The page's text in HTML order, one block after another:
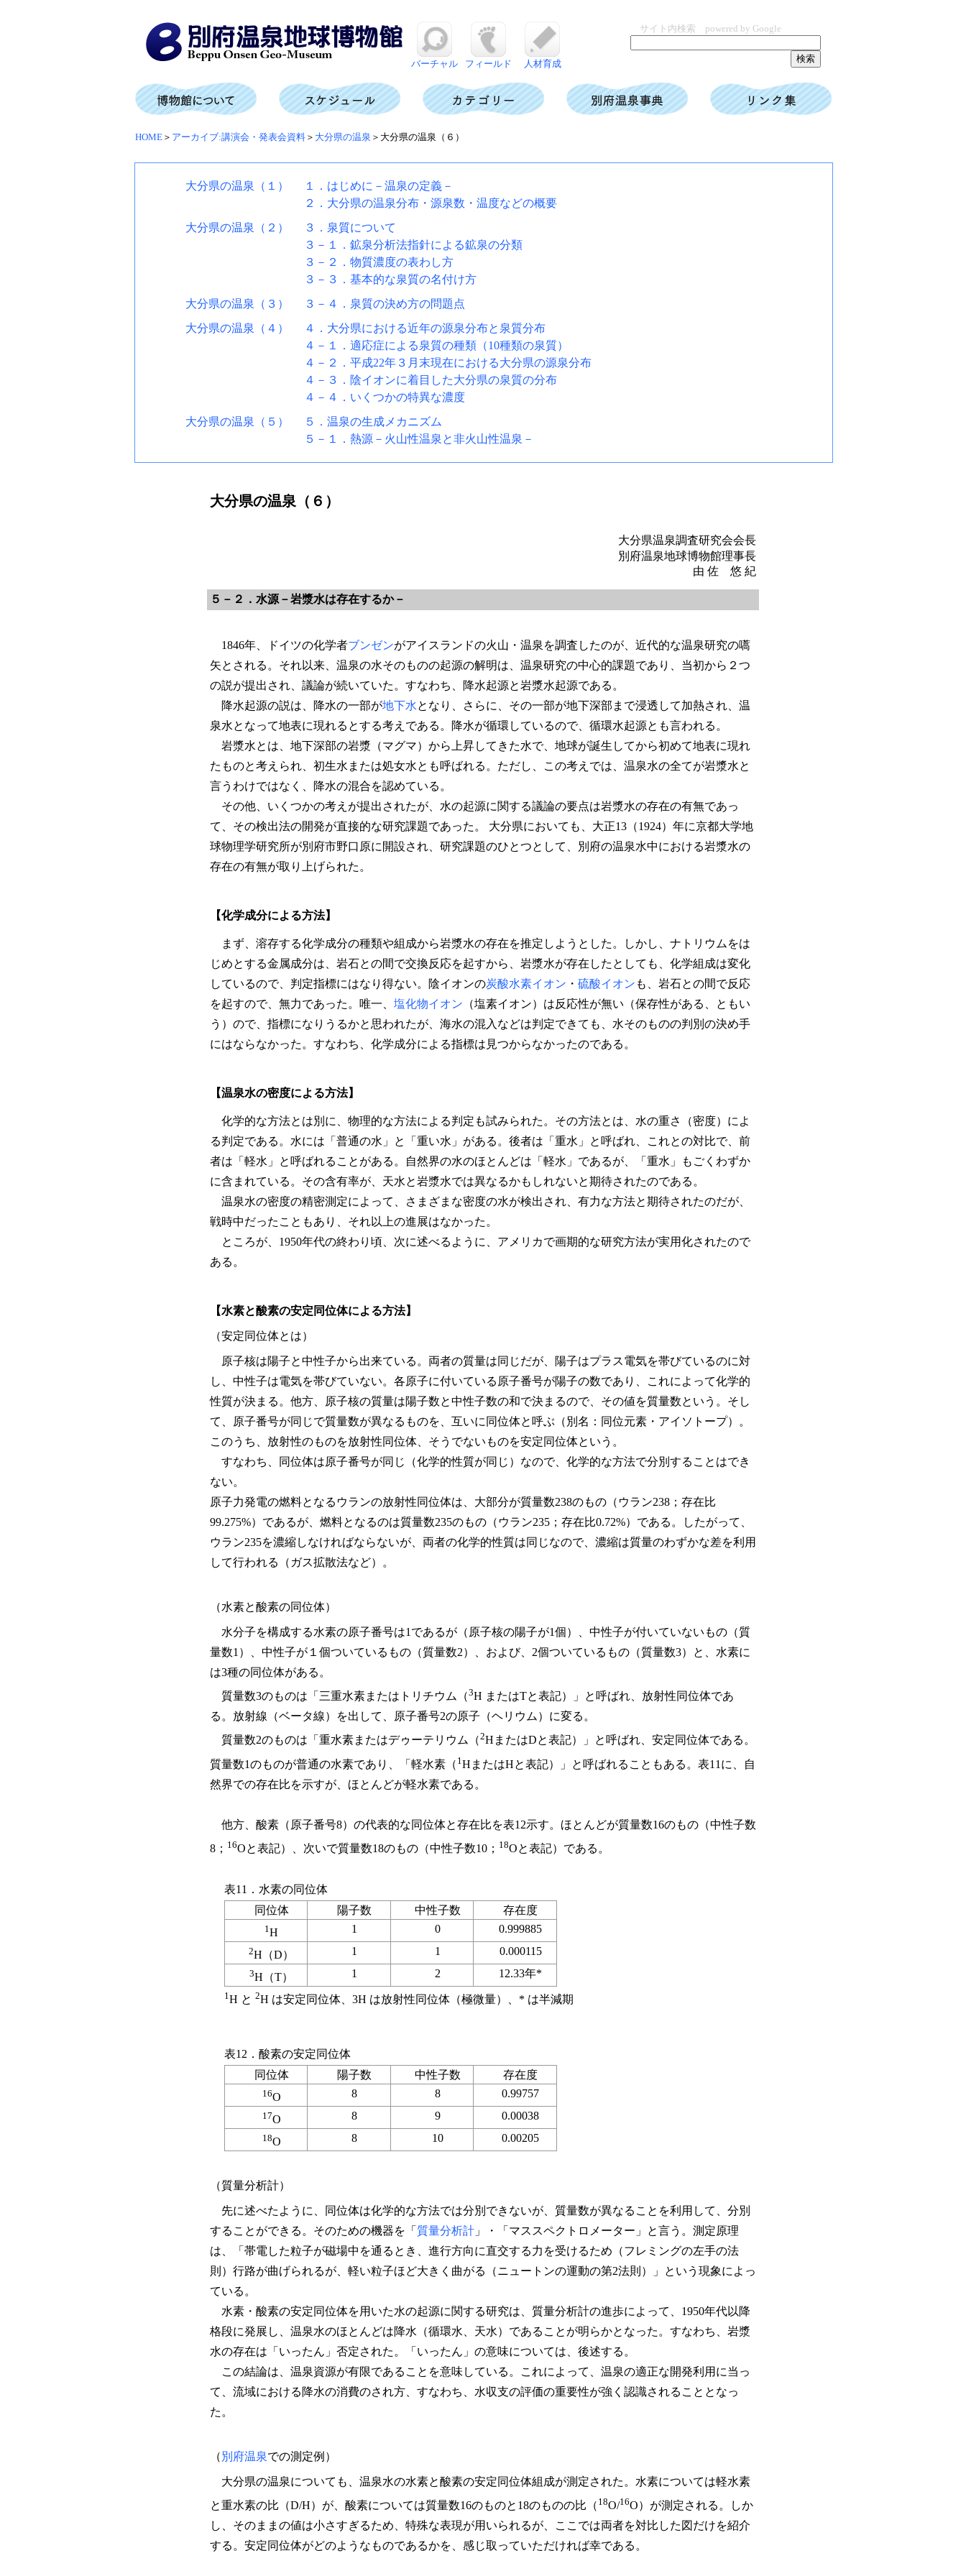
バーチャル フィールド 人材育成
サイト内検索 powered by Google
HOME ＞ アーカイブ:講演会・発表会資料 ＞ 大分県の温泉 ＞大分県の温泉（６）
大分県の温泉（１）
１．はじめに－温泉の定義－
２．大分県の温泉分布・源泉数・温度などの概要
大分県の温泉（２）
３．泉質について
３－１．鉱泉分析法指針による鉱泉の分類
３－２．物質濃度の表わし方
３－３．基本的な泉質の名付け方
大分県の温泉（３）
３－４．泉質の決め方の問題点
大分県の温泉（４）
４．大分県における近年の源泉分布と泉質分布
４－１．適応症による泉質の種類（10種類の泉質）
４－２．平成22年３月末現在における大分県の源泉分布
４－３．陰イオンに着目した大分県の泉質の分布
４－４．いくつかの特異な濃度
大分県の温泉（５）
５．温泉の生成メカニズム
５－１．熱源－火山性温泉と非火山性温泉－
大分県の温泉（６）
大分県温泉調査研究会会長
別府温泉地球博物館理事長
由 佐 悠 紀
５－２．水源－岩漿水は存在するか－
1846年、ドイツの化学者ブンゼンがアイスランドの火山・温泉を調査したのが、近代的な温泉研究の嚆
矢とされる。それ以来、温泉の水そのものの起源の解明は、温泉研究の中心的課題であり、当初から２つ
の説が提出され、議論が続いていた。すなわち、降水起源と岩漿水起源である。
降水起源の説は、降水の一部が地下水となり、さらに、その一部が地下深部まで浸透して加熱され、温
泉水となって地表に現れるとする考えである。降水が循環しているので、循環水起源とも言われる。
岩漿水とは、地下深部の岩漿（マグマ）から上昇してきた水で、地球が誕生してから初めて地表に現れ
たものと考えられ、初生水または処女水とも呼ばれる。ただし、この考えでは、温泉水の全てが岩漿水と
言うわけではなく、降水の混合を認めている。
その他、いくつかの考えが提出されたが、水の起源に関する議論の要点は岩漿水の存在の有無であっ
て、その検出法の開発が直接的な研究課題であった。 大分県においても、大正13（1924）年に京都大学地
球物理学研究所が別府市野口原に開設され、研究課題のひとつとして、別府の温泉水中における岩漿水の
存在の有無が取り上げられた。
【化学成分による方法】
まず、溶存する化学成分の種類や組成から岩漿水の存在を推定しようとした。しかし、ナトリウムをは
じめとする金属成分は、岩石との間で交換反応を起すから、岩漿水が存在したとしても、化学組成は変化
しているので、判定指標にはなり得ない。陰イオンの炭酸水素イオン ・ 硫酸イオン も、岩石との間で反応
を起すので、無力であった。唯一、 塩化物イオン （塩素イオン）は反応性が無い（保存性がある、ともい
う）ので、指標になりうるかと思われたが、海水の混入などは判定できても、水そのものの判別の決め手
にはならなかった。すなわち、化学成分による指標は見つからなかったのである。
【温泉水の密度による方法】
化学的な方法とは別に、物理的な方法による判定も試みられた。その方法とは、水の重さ（密度）によ
る判定である。水には「普通の水」と「重い水」がある。後者は「重水」と呼ばれ、これとの対比で、前
者は「軽水」と呼ばれることがある。自然界の水のほとんどは「軽水」であるが、「重水」もごくわずか
に含まれている。その含有率が、天水と岩漿水では異なるかもしれないと期待されたのである。
温泉水の密度の精密測定によって、さまざまな密度の水が検出され、有力な方法と期待されたのだが、
戦時中だったこともあり、それ以上の進展はなかった。
ところが、1950年代の終わり頃、次に述べるように、アメリカで画期的な研究方法が実用化されたので
ある。
【水素と酸素の安定同位体による方法】
（安定同位体とは）
原子核は陽子と中性子から出来ている。両者の質量は同じだが、陽子はプラス電気を帯びているのに対
し、中性子は電気を帯びていない。各原子に付いている原子番号が陽子の数であり、これによって化学的
性質が決まる。他方、原子核の質量は陽子数と中性子数の和で決まるので、その値を質量数という。そし
て、原子番号が同じで質量数が異なるものを、互いに同位体と呼ぶ（別名：同位元素・アイソトープ）。
このうち、放射性のものを放射性同位体、そうでないものを安定同位体という。
すなわち、同位体は原子番号が同じ（化学的性質が同じ）なので、化学的な方法で分別することはでき
ない。
原子力発電の燃料となるウランの放射性同位体は、大部分が質量数238のもの（ウラン238；存在比
99.275%）であるが、燃料となるのは質量数235のもの（ウラン235；存在比0.72%）である。したがって、
ウラン235を濃縮しなければならないが、両者の化学的性質は同じなので、濃縮は質量のわずかな差を利用
して行われる（ガス拡散法など）。
（水素と酸素の同位体）
水分子を構成する水素の原子番号は1であるが（原子核の陽子が1個）、中性子が付いていないもの（質
量数1）、中性子が１個ついているもの（質量数2）、および、2個ついているもの（質量数3）と、水素に
は3種の同位体がある。
質量数3のものは「三重水素またはトリチウム（3H またはTと表記）」と呼ばれ、放射性同位体であ
る。放射線（ベータ線）を出して、原子番号2の原子（ヘリウム）に変る。
質量数2のものは「重水素またはデゥーテリウム（2HまたはDと表記）」と呼ばれ、安定同位体である。
質量数1のものが普通の水素であり、「軽水素（ 1 HまたはHと表記）」と呼ばれることもある。表11に、自
然界での存在比を示すが、ほとんどが軽水素である。
他方、酸素（原子番号8）の代表的な同位体と存在比を表12示す。ほとんどが質量数16のもの（中性子数
8； 16Oと表記）、次いで質量数18のもの（中性子数10； 18Oと表記）である。
表11．水素の同位体
同位体
陽子数 中性子数 存在度
1H 1 0 0.999885
2H（D） 1 1 0.000115
3H（T） 1 2 12.33年*
1H と 2H は安定同位体、3H は放射性同位体（極微量）、* は半減期
表12．酸素の安定同位体
同位体
陽子数 中性子数 存在度
16O 8 8 0.99757
17O 8 9 0.00038
18O 8 10 0.00205
（質量分析計）
先に述べたように、同位体は化学的な方法では分別できないが、質量数が異なることを利用して、分別
することができる。そのための機器を「 質量分析計 」・「マススペクトロメーター」と言う。測定原理
は、「帯電した粒子が磁場中を通るとき、進行方向に直交する力を受けるため（フレミングの左手の法
則）行路が曲げられるが、軽い粒子ほど大きく曲がる（ニュートンの運動の第2法則）」という現象によっ
ている。
水素・酸素の安定同位体を用いた水の起源に関する研究は、質量分析計の進歩によって、1950年代以降
格段に発展し、温泉水のほとんどは降水（循環水、天水）であることが明らかとなった。すなわち、岩漿
水の存在は「いったん」否定された。「いったん」の意味については、後述する。
この結論は、温泉資源が有限であることを意味している。これによって、温泉の適正な開発利用に当っ
て、流域における降水の消費のされ方、すなわち、水収支の評価の重要性が強く認識されることとなっ
た。
（ 別府温泉での測定例）
大分県の温泉についても、温泉水の水素と酸素の安定同位体組成が測定された。水素については軽水素
と重水素の比（D/H）が、酸素については質量数16のものと18のものの比（ 18O/16O）が測定される。しか
し、そのままの値は小さすぎるため、特殊な表現が用いられるが、ここでは両者を対比した図だけを紹介
する。安定同位体がどのようなものであるかを、感じ取っていただければ幸である。